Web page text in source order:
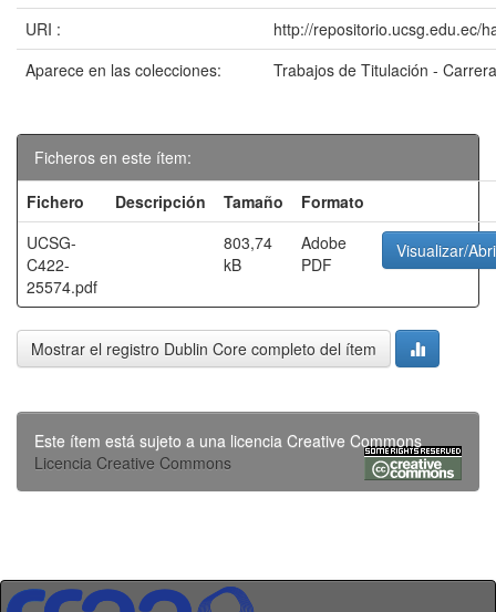
URI :
http://repositorio.ucsg.edu.ec/
Aparece en las colecciones:
Trabajos de Titulación -
Ficheros en este ítem:
Fichero
Descripción Tamaño
Formato
UCSG-
C422-
25574.pdf
803,74
kB
Adobe
PDF
Visualizar/
Mostrar el registro Dublin Core completo del ítem
Este ítem está sujeto a una licencia Creative Commons
Licencia Creative Commons